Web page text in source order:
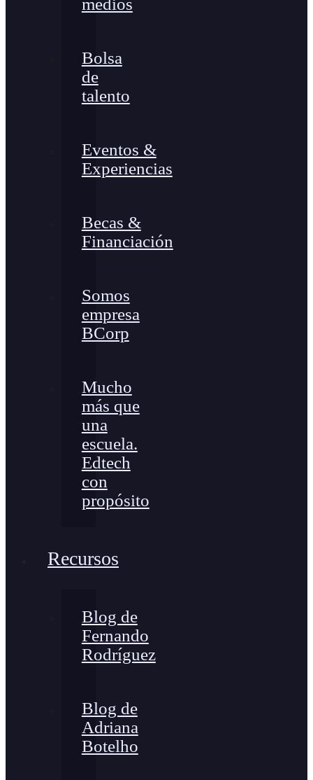
medios
Bolsa
de
talento
Eventos &
Experiencias
Becas &
Financiación
Somos
empresa
BCorp
Mucho
más que
una
escuela.
Edtech
con
propósito
Recursos
Blog de
Fernando
Rodríguez
Blog de
Adriana
Botelho